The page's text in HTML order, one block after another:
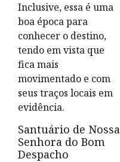
Inclusive, essa é uma
boa época para
conhecer o destino,
tendo em vista que
fica mais
movimentado e com
seus traços locais em
evidência.
Santuário de Nossa
Senhora do Bom
Despacho